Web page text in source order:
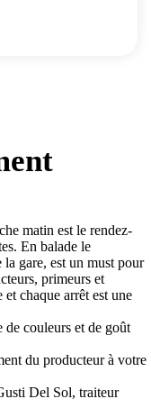
matin est le rendez-
En balade le
gare, est un must pour
primeurs et
chaque arrêt est une
couleurs et de goût
du producteur à votre
Del Sol, traiteur